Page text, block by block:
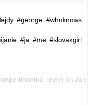
#george #whoknows
#ja #me #slovakgirl
on Jan